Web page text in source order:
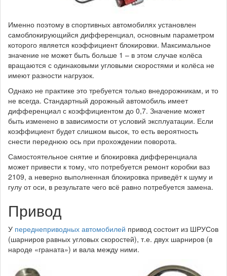
Именно поэтому в спортивных автомобилях установлен
самоблокирующийся дифференциал, основным параметром
которого является коэффициент блокировки. Максимальное
значение не может быть больше 1 – в этом случае колёса
вращаются с одинаковыми угловыми скоростями и колёса не
имеют разности нагрузок.
Однако не практике это требуется только внедорожникам, и то
не всегда. Стандартный дорожный автомобиль имеет
дифференциал с коэффициентом до 0,7. Значение может
быть изменено в зависимости от условий эксплуатации. Если
коэффициент будет слишком высок, то есть вероятность
снести переднюю ось при прохождении поворота.
Самостоятельное снятие и блокировка дифференциала
может привести к тому, что потребуется ремонт коробки ваз
2109, а неверно выполненная блокировка приведёт к шуму и
гулу от оси, в результате чего всё равно потребуется замена.
Привод
У переднеприводных автомобилей привод состоит из ШРУСов
(шарниров равных угловых скоростей), т.е. двух шарниров (в
народе «граната») и вала между ними.